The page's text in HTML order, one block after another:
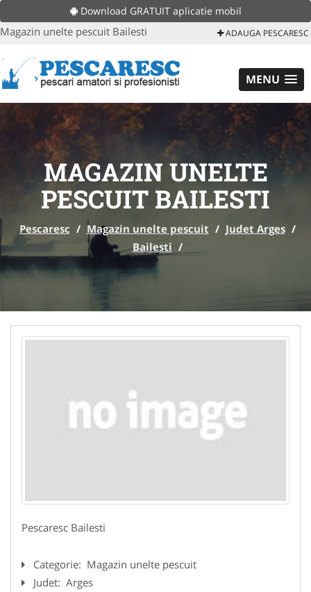
Download GRATUIT aplicatie mobil
Magazin unelte pescuit Bailesti ADAUGA PESCARESC
MENU
MAGAZIN UNELTE
PESCUIT BAILESTI
Pescaresc / Magazin unelte pescuit / Judet Arges /
Bailesti /
Pescaresc Bailesti
Categorie: Magazin unelte pescuit
Judet: Arges